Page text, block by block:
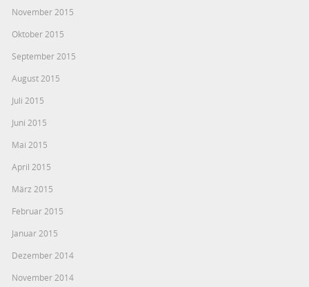
November 2015
Oktober 2015
September 2015
August 2015
Juli 2015
Juni 2015
Mai 2015
April 2015
März 2015
Februar 2015
Januar 2015
Dezember 2014
November 2014